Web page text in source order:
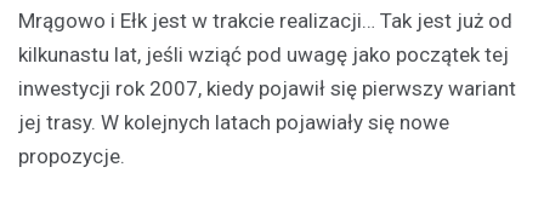
Mrągowo i Ełk jest w trakcie realizacji… Tak jest już od
kilkunastu lat, jeśli wziąć pod uwagę jako początek tej
inwestycji rok 2007, kiedy pojawił się pierwszy wariant
jej trasy. W kolejnych latach pojawiały się nowe
propozycje.